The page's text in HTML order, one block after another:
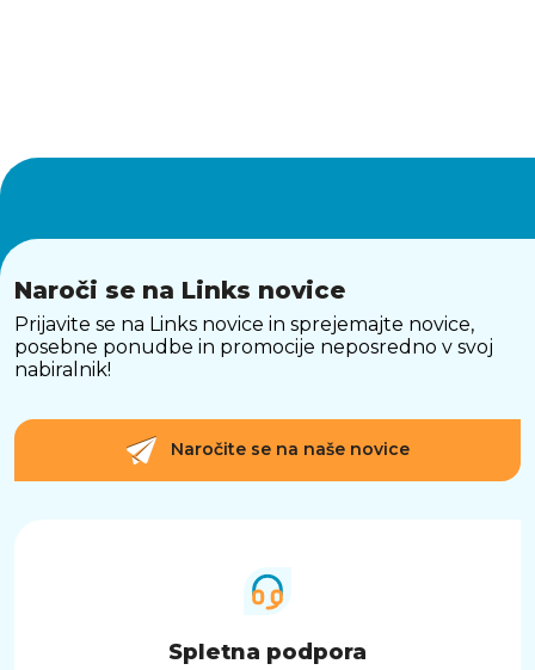
Naroči se na Links novice
Prijavite se na Links novice in sprejemajte novice,
posebne ponudbe in promocije neposredno v svoj
nabiralnik!
Naročite se na naše novice
Spletna podpora